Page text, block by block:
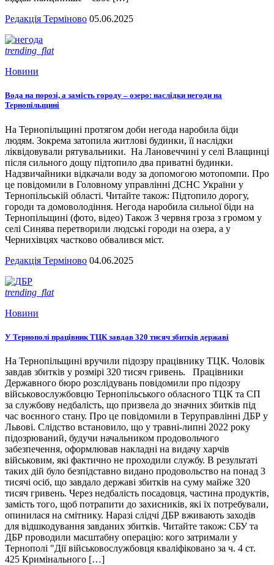
Редакція Терміново 05.06.2025
trending_flat
Новини
Вода на порозі, а замість городу – озеро: наслідки негоди на
Тернопільщині
На Тернопільщині протягом доби негода наробила біди
людям. Зокрема затопила житлові будинки, її наслідки
ліквідовували рятувальники. На Лановеччині у селі Влащинці
після сильного дощу підтопило два приватні будинки.
Надзвичайники відкачали воду за допомогою мотопомпи. Про
це повідомили в Головному управлінні ДСНС України у
Тернопільській області. Читайте також: Підтопило дорогу,
городи та домоволодіння. Негода наробила сильної біди на
Тернопільщині (фото, відео) Також 3 червня гроза з громом у
селі Синява перетворили людські городи на озера, а у
Чернихівцях частково обвалився міст.
Редакція Терміново 04.06.2025
trending_flat
Новини
У Тернополі працівник ТЦК завдав 320 тисяч збитків державі
На Тернопільщині вручили підозру працівнику ТЦК. Чоловік
завдав збитків у розмірі 320 тисяч гривень. Працівники
Державного бюро розслідувань повідомили про підозру
військовослужбовцю Тернопільського обласного ТЦК та СП
за службову недбалість, що призвела до значних збитків під
час воєнного стану. Про це повідомили в Теруправлінні ДБР у
Львові. Слідство встановило, що у травні-липні 2022 року
підозрюваний, будучи начальником продовольчого
забезпечення, оформлював накладні на видачу харчів
військовим, які фактично не проходили службу. В результаті
таких дій було безпідставно видано продовольство на понад 3
тисячі осіб, що завдало державі збитків на суму майже 320
тисяч гривень. Через недбалість посадовця, частина продуктів,
замість того, щоб потрапити до захисників, які їх потребували,
опинилася на смітнику. Наразі слідчі ДБР вживають заходів
для відшкодування завданих збитків. Читайте також: СБУ та
ДБР проводили масштабну операцію: кого затримали у
Тернополі "Дії військовослужбовця кваліфіковано за ч. 4 ст.
425 Кримінального […]